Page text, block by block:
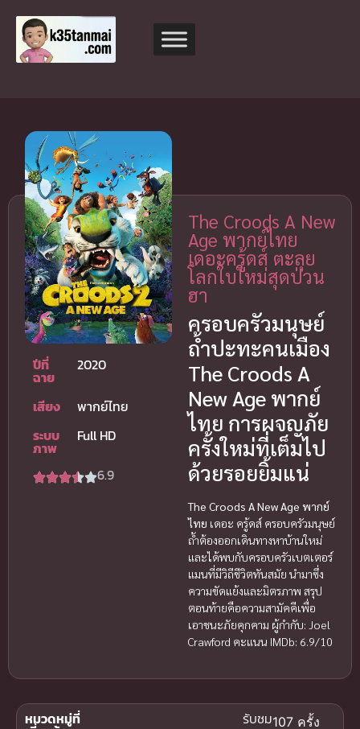
ปีที่
ฉาย
2020
เสียง
พากย์ไทย
ระบบ
ภาพ
Full HD
6.9
The Croods A New
Age พากย์ไทย
เดอะครู้ดส์ ตะลุย
โลกใบใหม่สุดป่วน
ฮา
ครอบครัวมนุษย์
ถ้ำปะทะคนเมือง
The Croods A
New Age พากย์
ไทย การผจญภัย
ครั้งใหม่ที่เต็มไป
ด้วยรอยยิ้มแน่
The Croods A New Age พากย์
ไทย เดอะ ครู้ดส์ ครอบครัวมนุษย์
ถ้ำต้องออกเดินทางหาบ้านใหม่
และได้พบกับครอบครัวเบตเตอร์
แมนที่มีวิถีชีวิตทันสมัย นำมาซึ่ง
ความขัดแย้งและมิตรภาพ สรุป
ตอนท้ายคือความสามัคคีเพื่อ
เอาชนะภัยคุกคาม ผู้กำกับ: Joel
Crawford คะแนน IMDb: 6.9/10
รับชม107 ครั้ง
หมวดหมู่ที่